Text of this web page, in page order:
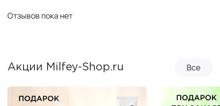
Отзывов пока нет
Акции Milfey-Shop.ru Все